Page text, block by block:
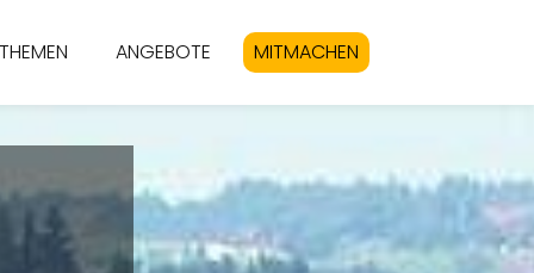
THEMEN ANGEBOTE MITMACHEN